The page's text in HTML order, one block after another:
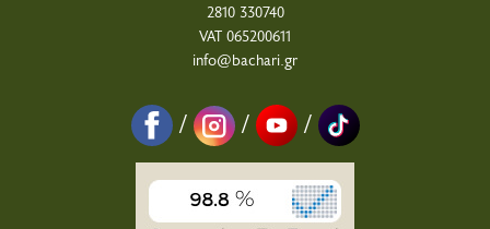
2810 330740
VAT 065200611
info@bachari.gr
/ / /